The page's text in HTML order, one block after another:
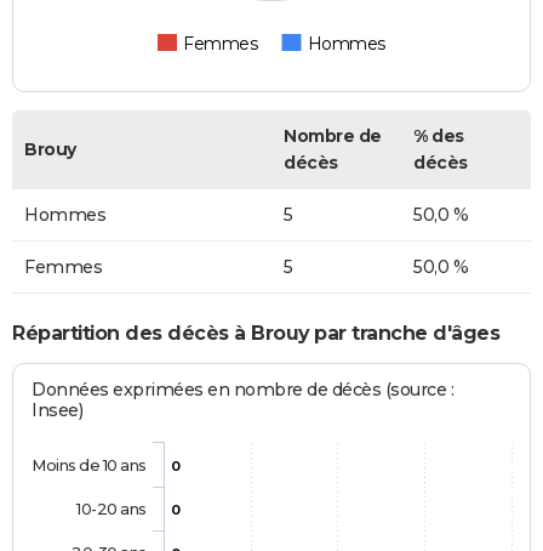
Femmes Hommes
Brouy
Nombre de
décès
% des
décès
Hommes 5 50,0 %
Femmes 5 50,0 %
Répartition des décès à Brouy par tranche d'âges
Données exprimées en nombre de décès (source :
Insee)
0
0
Moins de 10 ans
10-20 ans